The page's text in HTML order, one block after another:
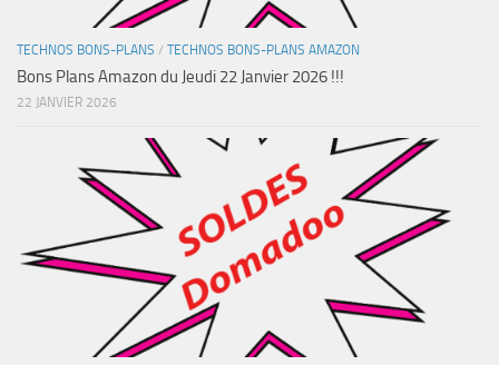
TECHNOS BONS-PLANS / TECHNOS BONS-PLANS AMAZON
Bons Plans Amazon du Jeudi 22 Janvier 2026 !!!
22 JANVIER 2026